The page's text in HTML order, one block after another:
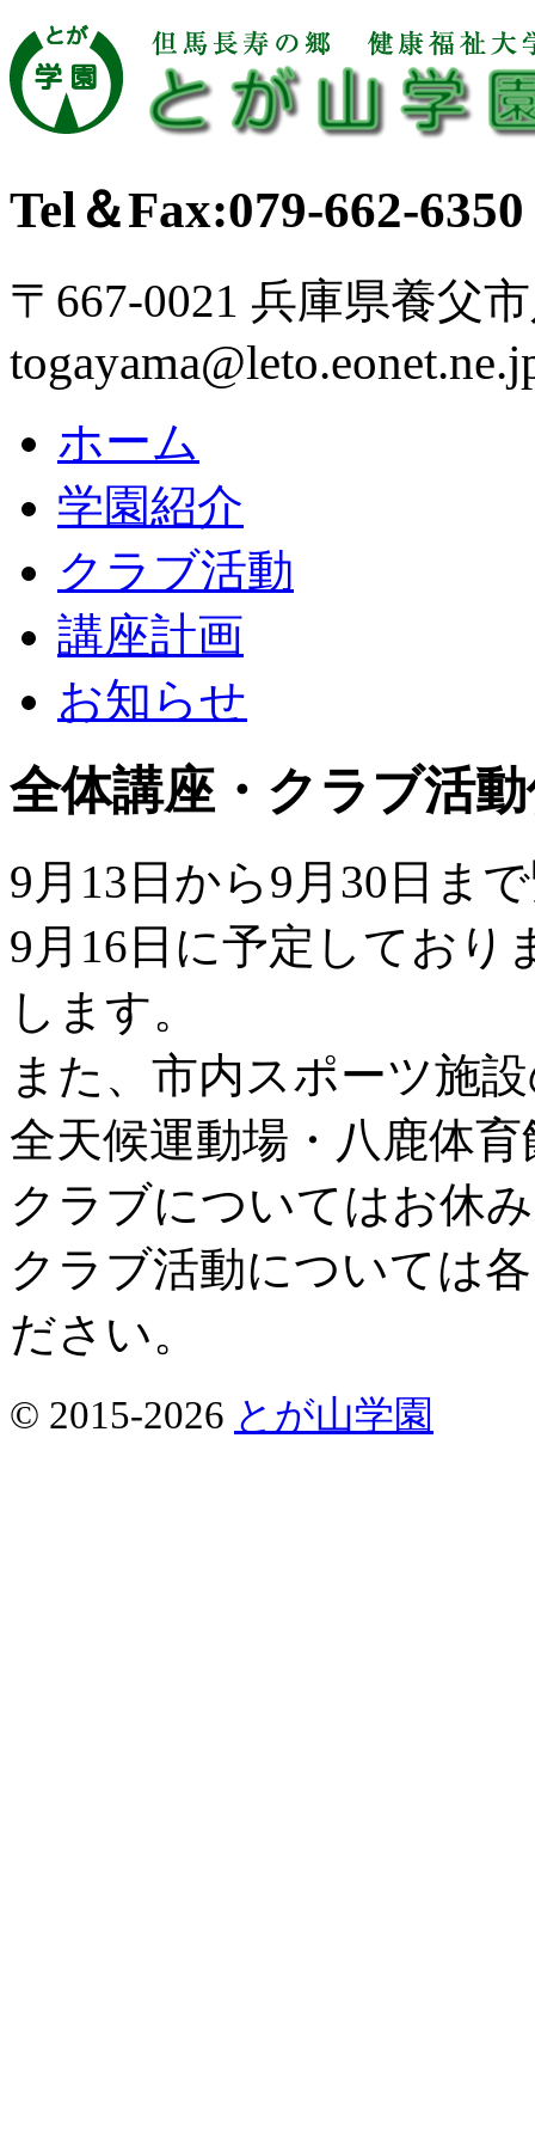
Tel＆Fax:079-662-6350
〒667-0021 兵庫県養父
ホーム
学園紹介
クラブ活動
講座計画
お知らせ
全体講座・クラブ活
9月13日から9月30日ま
9月16日に予定しており
します。
また、市内スポーツ施
全天候運動場・八鹿体
クラブについてはお休
クラブ活動については
ださい。
© 2015-2026 とが山学園